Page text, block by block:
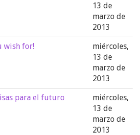
13 de
marzo de
2013
wish for!
miércoles,
13 de
marzo de
2013
para el futuro
miércoles,
13 de
marzo de
2013